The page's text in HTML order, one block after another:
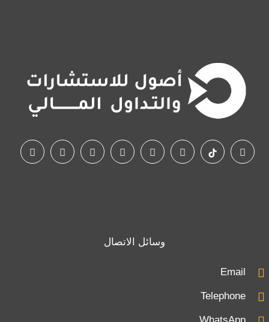
وسائل الاتصال
Email
Telephone